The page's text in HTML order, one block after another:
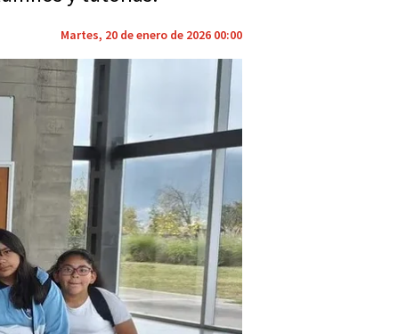
Martes, 20 de enero de 2026 00:00